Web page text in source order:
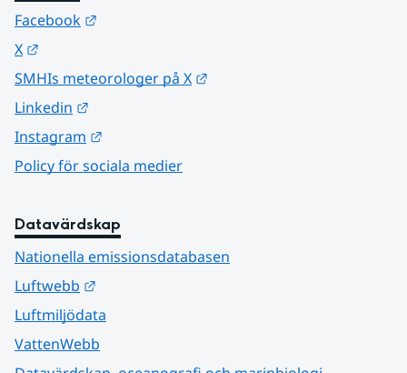
Facebook
X
SMHIs meteorologer på X
Linkedin
Instagram
Policy för sociala medier
Datavärdskap
Nationella emissionsdatabasen
Luftwebb
Luftmiljödata
VattenWebb